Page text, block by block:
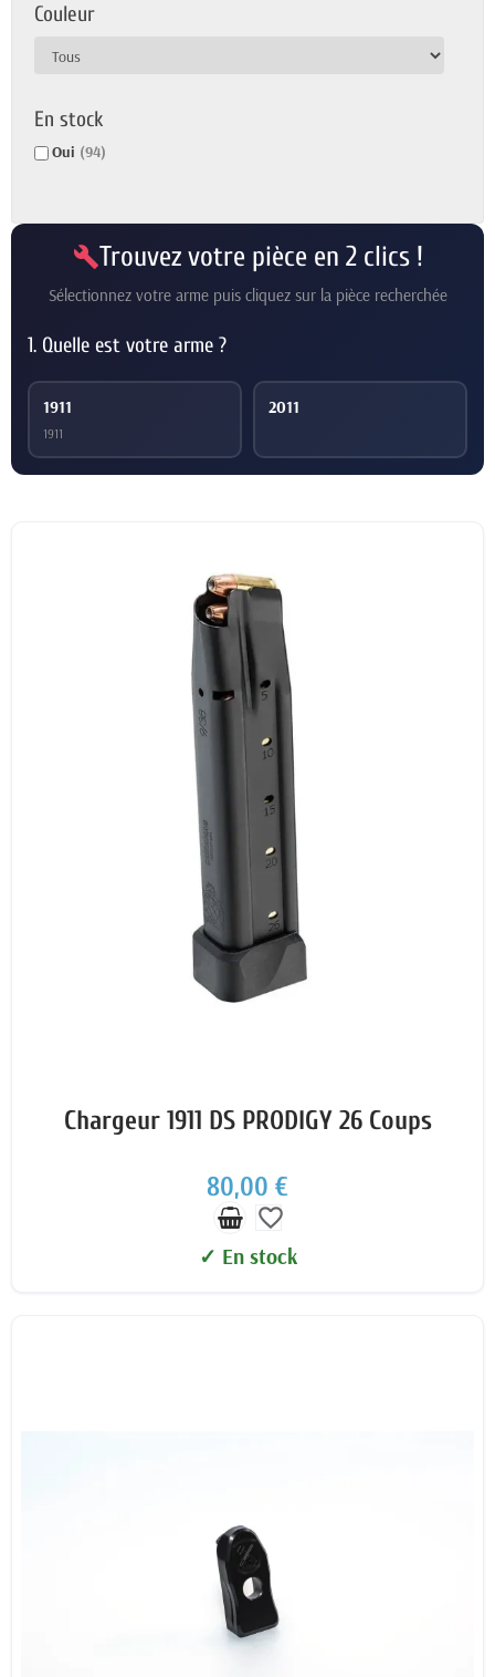
Couleur
En stock
Oui (94)
buildTrouvez votre pièce en 2 clics !
Sélectionnez votre arme puis cliquez sur la pièce recherchée
1. Quelle est votre arme ?
1911
1911
2011
Chargeur 1911 DS PRODIGY 26 Coups
80,00 €
favorite_border
✓ En stock